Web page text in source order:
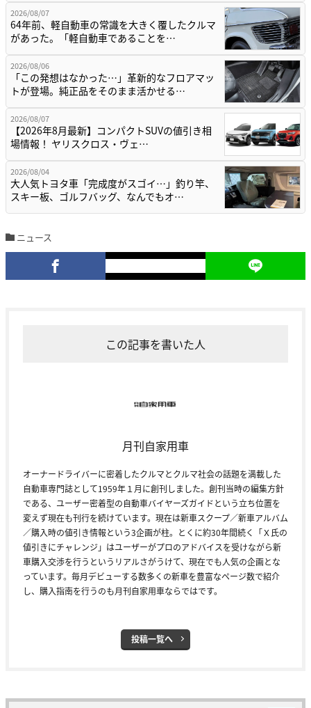
2026/08/07
64年前、軽自動車の常識を大きく覆したクルマ
があった。「軽自動車であることを…
2026/08/06
「この発想はなかった…」革新的なフロアマッ
トが登場。純正品をそのまま活かせる…
2026/08/07
【2026年8月最新】コンパクトSUVの値引き相
場情報！ ヤリスクロス・ヴェ…
2026/08/04
大人気トヨタ車「完成度がスゴイ…」釣り竿、
スキー板、ゴルフバッグ、なんでもオ…
ニュース
この記事を書いた人
月刊自家用車
オーナードライバーに密着したクルマとクルマ社会の話題を満載した
自動車専門誌として1959年１月に創刊しました。創刊当時の編集方針
である、ユーザー密着型の自動車バイヤーズガイドという立ち位置を
変えず現在も刊行を続けています。現在は新車スクープ／新車アルバム
／購入時の値引き情報という3企画が柱。とくに約30年間続く「Ｘ氏の
値引きにチャレンジ」はユーザーがプロのアドバイスを受けながら新
車購入交渉を行うというリアルさがうけて、現在でも人気の企画とな
っています。毎月デビューする数多くの新車を豊富なページ数で紹介
し、購入指南を行うのも月刊自家用車ならではです。
投稿一覧へ